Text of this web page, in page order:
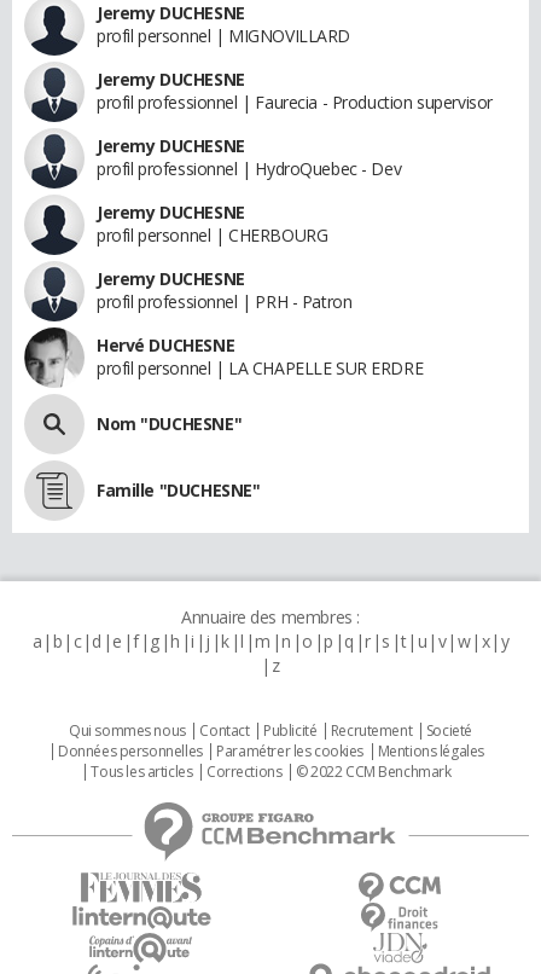
Jeremy DUCHESNE
profil personnel | MIGNOVILLARD
Jeremy DUCHESNE
profil professionnel | Faurecia - Production supervisor
Jeremy DUCHESNE
profil professionnel | HydroQuebec - Dev
Jeremy DUCHESNE
profil personnel | CHERBOURG
Jeremy DUCHESNE
profil professionnel | PRH - Patron
Hervé DUCHESNE
profil personnel | LA CHAPELLE SUR ERDRE
Nom "DUCHESNE"
Famille "DUCHESNE"
Annuaire des membres :
a b c d e f g h i j k l m n o p q r s t u v w x y
z
Qui sommes nous Contact Publicité Recrutement
Societé
Données personnelles
Paramétrer les cookies
Mentions légales
Tous les articles
Corrections © 2022 CCM Benchmark